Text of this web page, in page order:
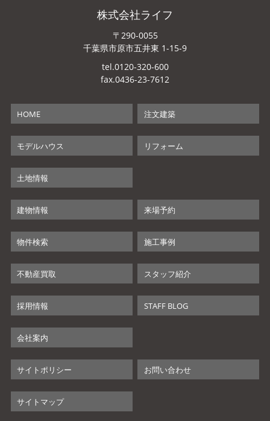
株式会社ライフ
〒290-0055
千葉県市原市五井東 1-15-9
tel.0120-320-600
fax.0436-23-7612
HOME 注文建築
モデルハウス リフォーム
土地情報
建物情報 来場予約
物件検索 施工事例
不動産買取 スタッフ紹介
採用情報 STAFF BLOG
会社案内
サイトポリシー お問い合わせ
サイトマップ